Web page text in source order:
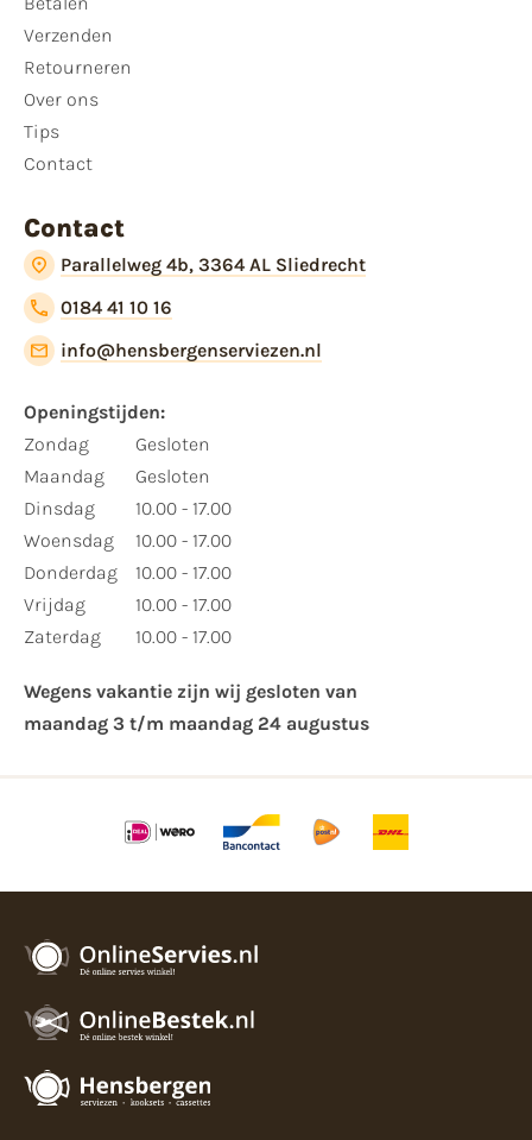
Verzenden
Retourneren
Over ons
Tips
Contact
Contact
Parallelweg 4b, 3364 AL Sliedrecht
0184 41 10 16
info@hensbergenserviezen.nl
Openingstijden:​
​Zondag
Maandag
Dinsdag
Woensdag
Donderdag
Vrijdag
Zaterdag
Gesloten
Gesloten
10.00 - 17.00
10.00 - 17.00
10.00 - 17.00
10.00 - 17.00
10.00 - 17.00
Wegens vakantie zijn wij gesloten van ​
maandag 3 t/m maandag 24 augustus